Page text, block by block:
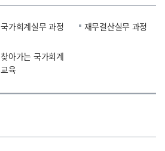
국가회계실무 과정 재무결산실무 과정
찾아가는 국가회계
교육